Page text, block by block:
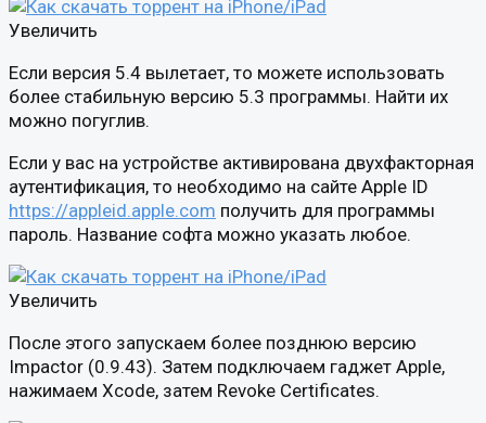
Увеличить
Если версия 5.4 вылетает, то можете использовать
более стабильную версию 5.3 программы. Найти их
можно погуглив.
Если у вас на устройстве активирована двухфакторная
аутентификация, то необходимо на сайте Apple ID
https://appleid.apple.com получить для программы
пароль. Название софта можно указать любое.
Увеличить
После этого запускаем более позднюю версию
Impactor (0.9.43). Затем подключаем гаджет Apple,
нажимаем Xcode, затем Revoke Certificates.